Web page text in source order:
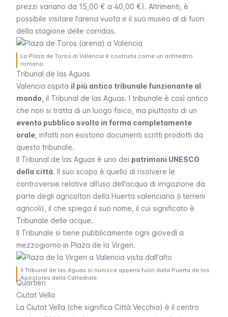
prezzi variano da 15,00 € a 40,00 €). Altrimenti, è
possibile visitare l’arena vuota e il suo museo al di fuori
della stagione delle corridas.
La Plaza de Toros di Valencia è costruita come un anfiteatro
romano.
Tribunal de las Aguas
Valencia ospita il più antico tribunale funzionante al
mondo , il Tribunal de las Aguas. l tribunale è così antico
che non si tratta di un luogo fisico, ma piuttosto di un
evento pubblico svolto in forma completamente
orale , infatti non esistono documenti scritti prodotti da
questo tribunale.
Il Tribunal de las Aguas è uno dei patrimoni UNESCO
della città. Il suo scopo è quello di risolvere le
controversie relative all’uso dell’acqua di irrigazione da
parte degli agricoltori della Huerta valenciana (i terreni
agricoli), il che spiega il suo nome, il cui significato è
Tribunale delle acque.
Il Tribunale si tiene pubblicamente ogni giovedì a
mezzogiorno in Plaza de la Virgen.
Il Tribunal de las Aguas si riunisce appena fuori dalla Puerta de los
Apóstoles della Cattedrale.
Quartieri
Ciutat Vella
La Ciutat Vella (che significa Città Vecchia) è il centro